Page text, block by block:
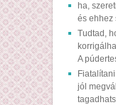
ha,
és ehhez
Tudtad,
A
jól